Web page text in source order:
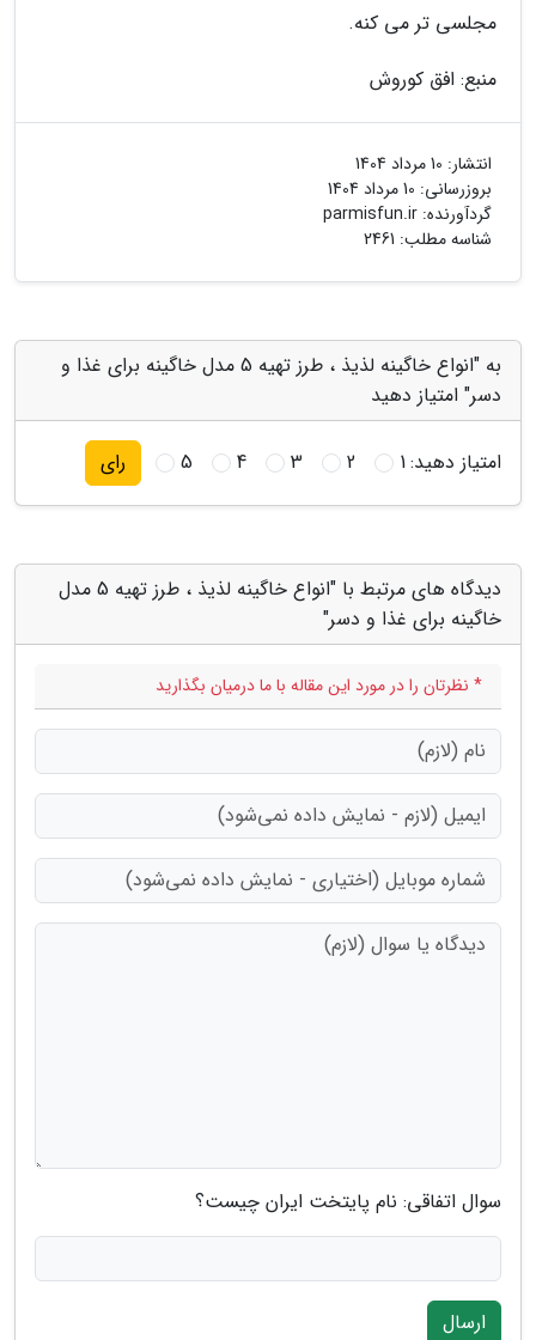
مجلسی تر می کنه.
منبع: افق کوروش
انتشار: 10 مرداد 1404
بروزرسانی: 10 مرداد 1404
گردآورنده: parmisfun.ir
شناسه مطلب: 2461
به "انواع خاگینه لذیذ ، طرز تهیه 5 مدل خاگینه برای غذا و
دسر" امتیاز دهید
امتیاز دهید:1
2
3
4
5 رای
دیدگاه های مرتبط با "انواع خاگینه لذیذ ، طرز تهیه 5 مدل
خاگینه برای غذا و دسر"
* نظرتان را در مورد این مقاله با ما درمیان بگذارید
سوال اتفاقی: نام پایتخت ایران چیست؟
ارسال